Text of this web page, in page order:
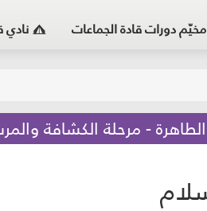
مخيّم دورات قادة الجماعات نادي
- مرحلة الكشافة